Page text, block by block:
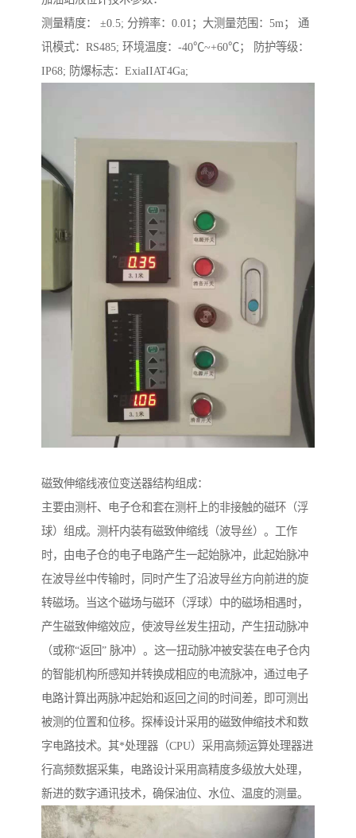
测量精度： ±0.5; 分辨率：0.01；大测量范围：5m； 通
讯模式：RS485; 环境温度：-40℃~+60℃； 防护等级：
IP68; 防爆标志：ExiaIIAT4Ga;
磁致伸缩线液位变送器结构组成：
主要由测杆、电子仓和套在测杆上的非接触的磁环（浮
球）组成。测杆内装有磁致伸缩线（波导丝）。工作
时，由电子仓的电子电路产生一起始脉冲，此起始脉冲
在波导丝中传输时，同时产生了沿波导丝方向前进的旋
转磁场。当这个磁场与磁环（浮球）中的磁场相遇时，
产生磁致伸缩效应，使波导丝发生扭动，产生扭动脉冲
（或称“返回” 脉冲）。这一扭动脉冲被安装在电子仓内
的智能机构所感知并转换成相应的电流脉冲，通过电子
电路计算出两脉冲起始和返回之间的时间差，即可测出
被测的位置和位移。探棒设计采用的磁致伸缩技术和数
字电路技术。其*处理器（CPU）采用高频运算处理器进
行高频数据采集，电路设计采用高精度多级放大处理，
新进的数字通讯技术，确保油位、水位、温度的测量。